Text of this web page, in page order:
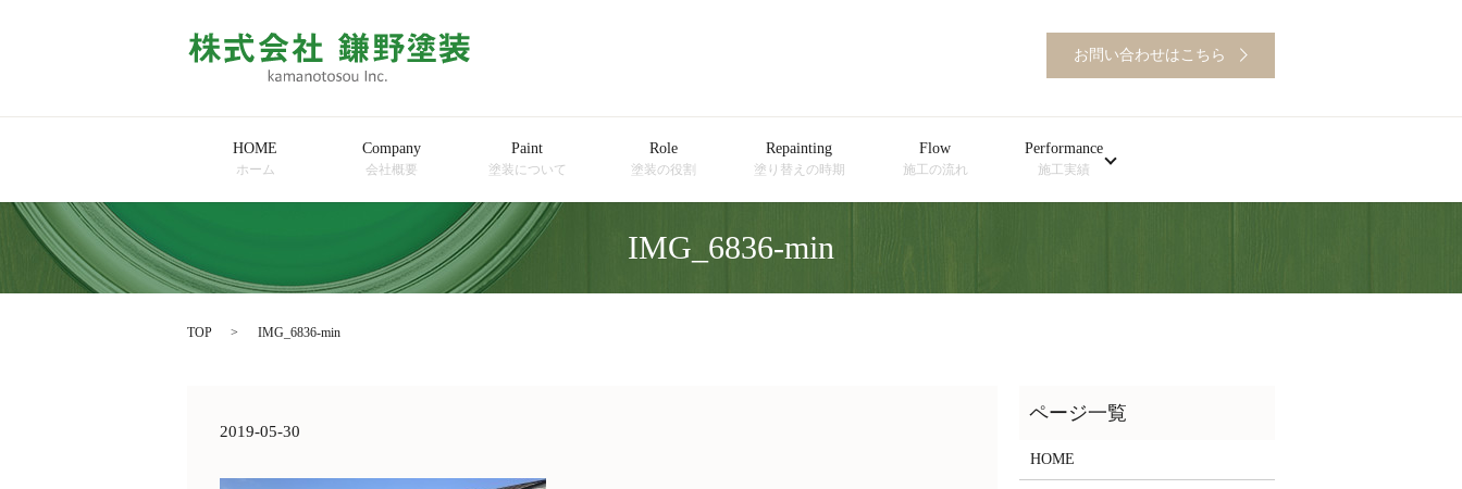
お問い合わせはこちら
HOME
ホーム
Company
会社概要
Paint
塗装について
Role
塗装の役割
Repainting
塗り替えの時期
Flow
施工の流れ
Performance
施工実績
IMG_6836-min
TOP IMG_6836-min
2019-05-30
HOME